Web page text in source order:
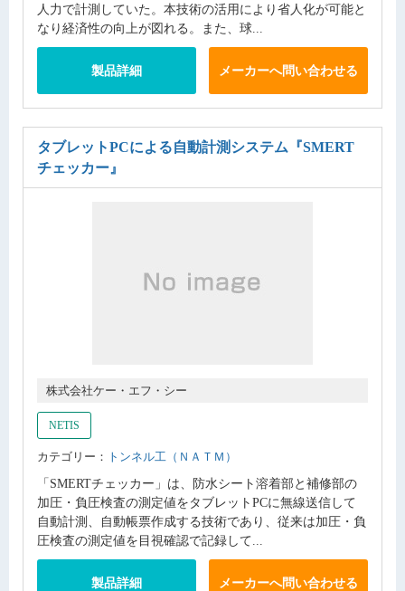
人力で計測していた。本技術の活用により省人化が可能と
なり経済性の向上が図れる。また、球...
製品詳細 メーカーへ問い合わせる
タブレットPCによる自動計測システム 『SMERT
チェッカー』
株式会社ケー・エフ・シー
NETIS
カテゴリー： トンネル工（ＮＡＴＭ）
「SMERTチェッカー」は、防水シート溶着部と補修部の
加圧・負圧検査の測定値をタブレットPCに無線送信して
自動計測、自動帳票作成する技術であり、従来は加圧・負
圧検査の測定値を目視確認で記録して...
製品詳細 メーカーへ問い合わせる